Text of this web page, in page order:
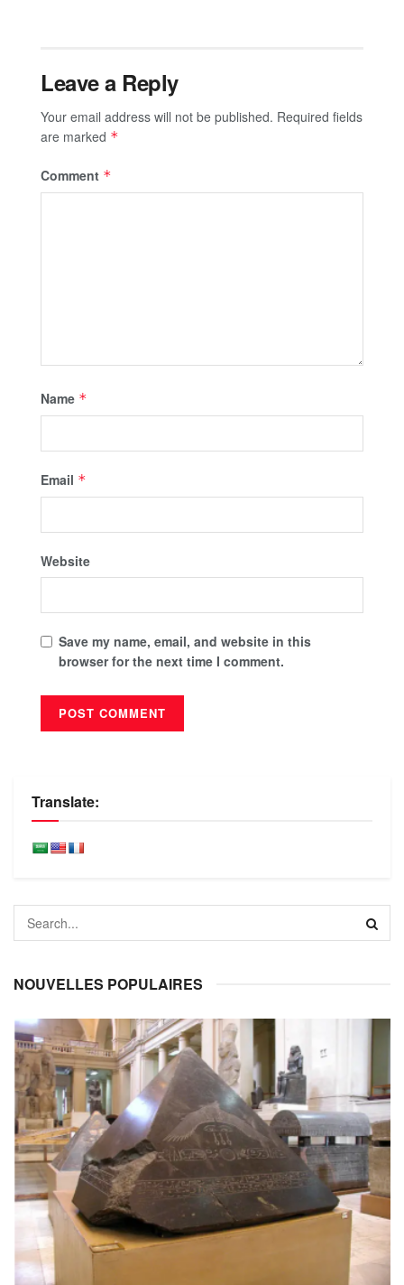
Leave a Reply
Your email address will not be published. Required fields
are marked *
Comment *
Name *
Email *
Website
Save my name, email, and website in this
browser for the next time I comment.
Translate:
NOUVELLES POPULAIRES